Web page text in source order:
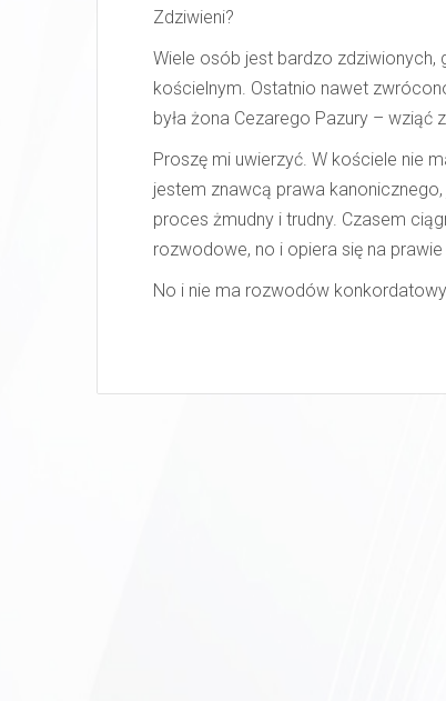
Zdziwieni?
Wiele osób jest bardzo zdziwionych,
kościelnym. Ostatnio nawet
była żona Cezarego Pazury – wziąć
Proszę mi uwierzyć. W kościele nie
jestem znawcą prawa
proces żmudny i trudny. Czasem
rozwodowe, no i opiera się na
No i nie ma rozwodów